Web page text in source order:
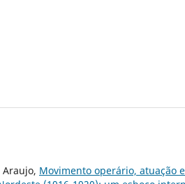
Araujo, Movimento operário, atuação